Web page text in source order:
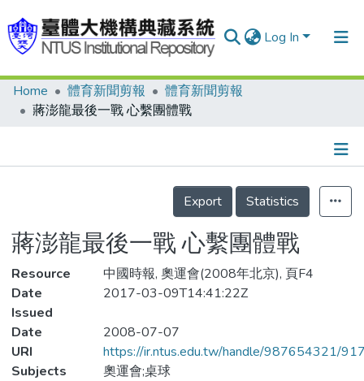
Log In
Communities & Collections
Statistics
Home 體育新聞剪報
體育新聞剪報
蔣澎龍最後一戰 心繫團體戰
Details
Export
Statistics
蔣澎龍最後一戰 心繫團體戰
Resource
中國時報, 奧運會(2008年北京), 頁F4
Date
Issued
2017-03-09T14:41:22Z
Date
2008-07-07
URI
https://ir.ntus.edu.tw/handle/987654321/
Subjects
奧運會;桌球